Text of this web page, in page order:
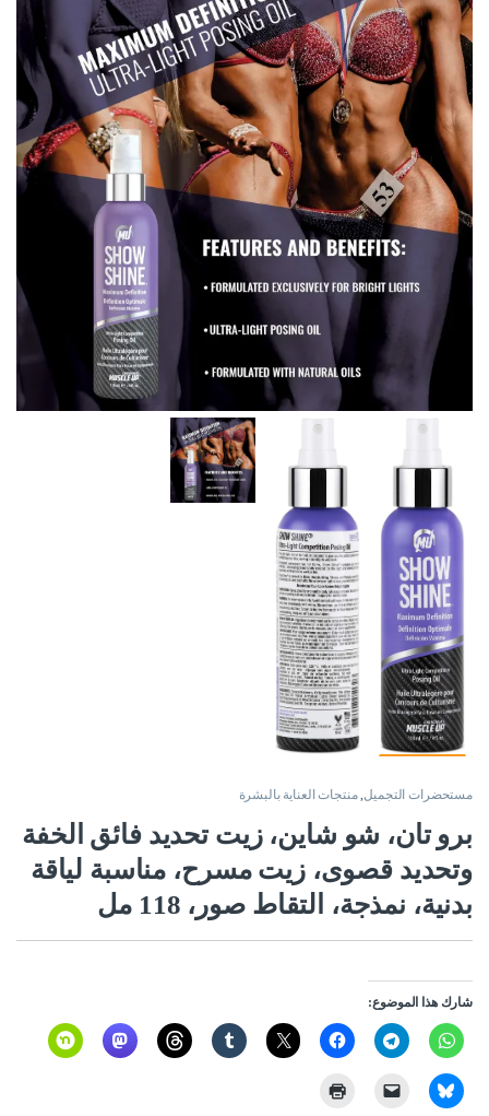
مستحضرات التجميل,منتجات العناية بالبشرة
برو تان، شو شاين، زيت تحديد فائق الخفة
وتحديد قصوى، زيت مسرح، مناسبة لياقة
بدنية، نمذجة، التقاط صور، 118 مل
شارك هذا الموضوع: